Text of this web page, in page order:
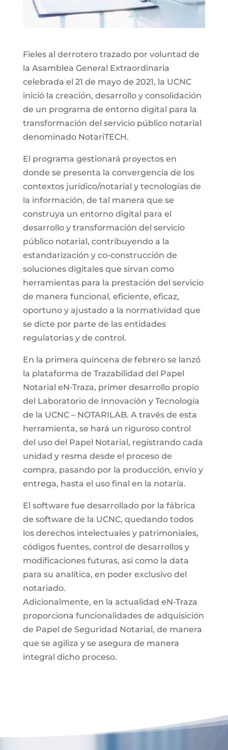
Fieles al derrotero trazado por voluntad de
la Asamblea General Extraordinaria
celebrada el 21 de mayo de 2021, la UCNC
inició la creación, desarrollo y consolidación
de un programa de entorno digital para la
transformación del servicio público notarial
denominado NotariTECH.
El programa gestionará proyectos en
donde se presenta la convergencia de los
contextos jurídico/notarial y tecnologías de
la información, de tal manera que se
construya un entorno digital para el
desarrollo y transformación del servicio
público notarial, contribuyendo a la
estandarización y co-construcción de
soluciones digitales que sirvan como
herramientas para la prestación del servicio
de manera funcional, eficiente, eficaz,
oportuno y ajustado a la normatividad que
se dicte por parte de las entidades
regulatorias y de control.
En la primera quincena de febrero se lanzó
la plataforma de Trazabilidad del Papel
Notarial eN-Traza, primer desarrollo propio
del Laboratorio de Innovación y Tecnología
de la UCNC – NOTARILAB. A través de esta
herramienta, se hará un riguroso control
del uso del Papel Notarial, registrando cada
unidad y resma desde el proceso de
compra, pasando por la producción, envío y
entrega, hasta el uso final en la notaría.
El software fue desarrollado por la fábrica
de software de la UCNC, quedando todos
los derechos intelectuales y patrimoniales,
códigos fuentes, control de desarrollos y
modificaciones futuras, así como la data
para su analítica, en poder exclusivo del
notariado.
Adicionalmente, en la actualidad eN-Traza
proporciona funcionalidades de adquisición
de Papel de Seguridad Notarial, de manera
que se agiliza y se asegura de manera
integral dicho proceso.